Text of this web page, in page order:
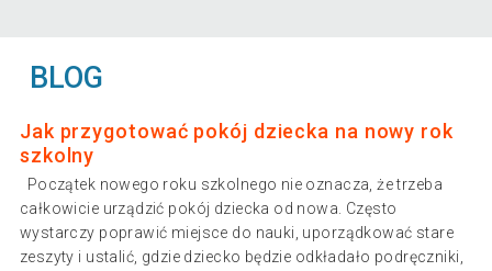
BLOG
Jak przygotować pokój dziecka na nowy rok
szkolny
Początek nowego roku szkolnego nie oznacza, że trzeba
całkowicie urządzić pokój dziecka od nowa. Często
wystarczy poprawić miejsce do nauki, uporządkować stare
zeszyty i ustalić, gdzie dziecko będzie odkładało podręczniki,